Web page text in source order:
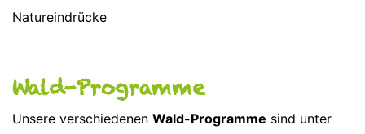
Natureindrücke
Wald-Programme
Unsere verschiedenen Wald-Programme sind unter